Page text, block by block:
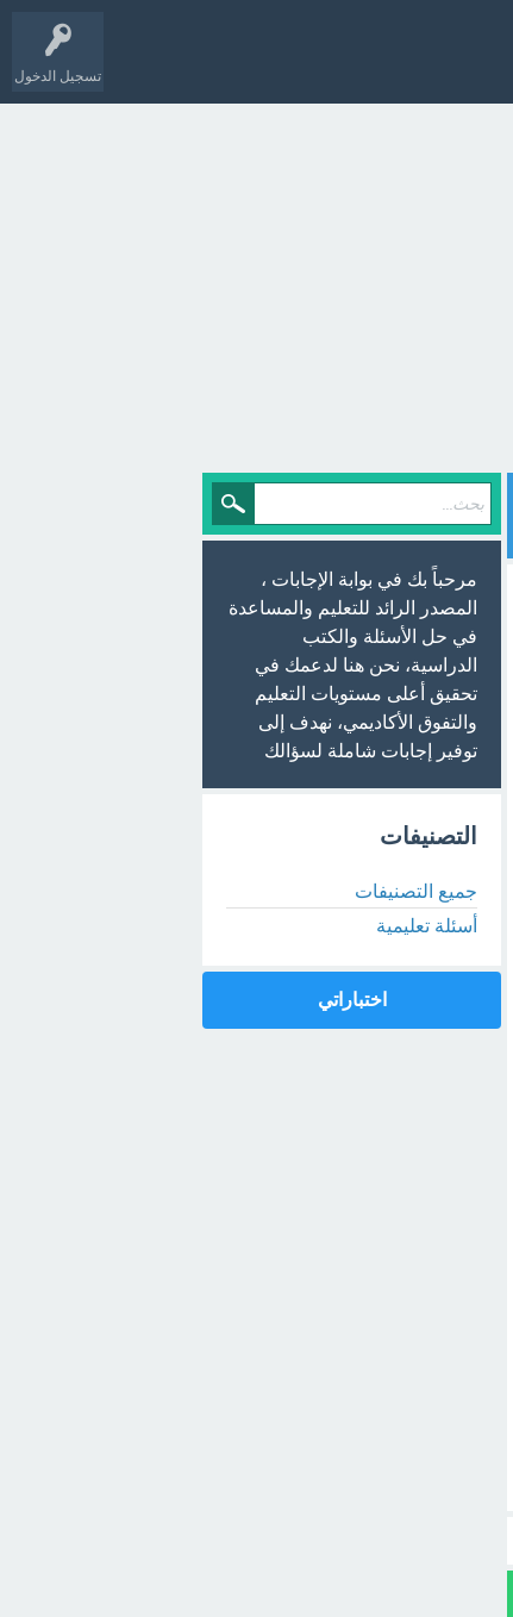
تسجيل الدخول
مرحباً بك في بوابة الإجابات ،
المصدر الرائد للتعليم والمساعدة
في حل الأسئلة والكتب
الدراسية، نحن هنا لدعمك في
تحقيق أعلى مستويات التعليم
والتفوق الأكاديمي، نهدف إلى
توفير إجابات شاملة لسؤالك
التصنيفات
جميع التصنيفات
أسئلة تعليمية
اختباراتي